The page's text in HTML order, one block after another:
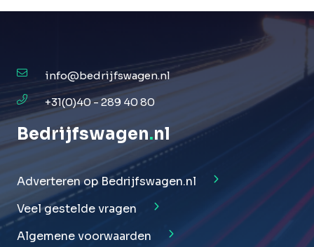
info@bedrijfswagen.nl
+31(0)40 - 289 40 80
Bedrijfswagen.nl
Adverteren op Bedrijfswagen.nl
Veel gestelde vragen
Algemene voorwaarden